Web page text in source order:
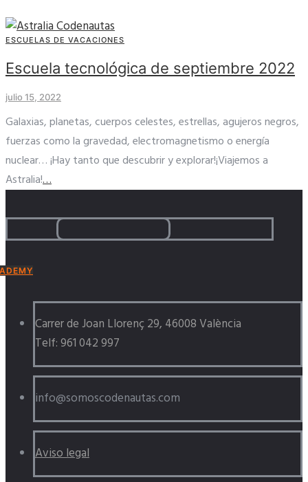
ESCUELAS DE VACACIONES
Escuela tecnológica de septiembre 2022
julio 15, 2022
Galaxias, planetas, cuerpos celestes, estrellas, agujeros negros,
fuerzas como la gravedad, electromagnetismo o energía
nuclear… ¡Hay tanto que descubrir y explorar!¡Viajemos a
Astralia!…
Carrer de Joan Llorenç 29, 46008 València
Telf: 961 042 997
info@somoscodenautas.com
Aviso legal